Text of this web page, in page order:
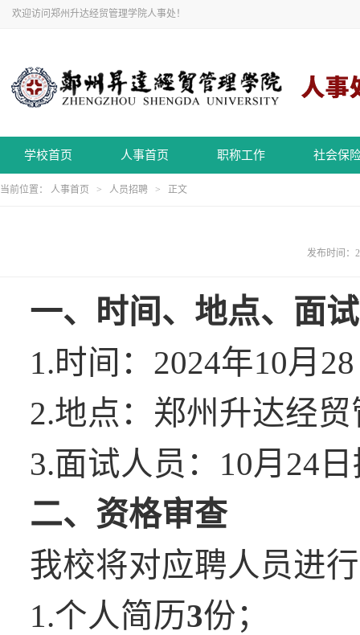
欢迎访问郑州升达经贸管理学院人事处！
学校首页 人事首页 职称工作 社会保
当前位置： 人事首页 > 人员招聘 > 正文
发布时间：
一、时间、地点、 面
1.时间：2024年10月 28
2.地点：郑州升达经
3.面试人员： 10月 24
二、资格审查
我校将对应聘人员进
1.个人简历3份；